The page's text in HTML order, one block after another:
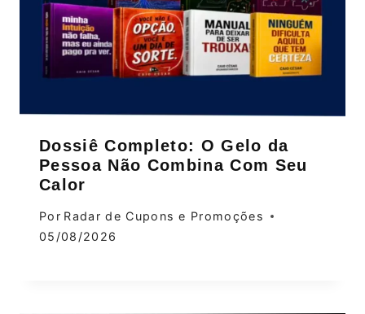
Dossiê Completo: O Gelo da
Pessoa Não Combina Com Seu
Calor
Por Radar de Cupons e Promoções
05/08/2026